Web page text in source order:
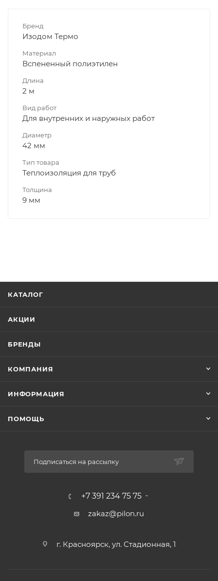
Бренд
Изодом Термо
Материал
Вспененный полиэтилен
Длина
2 м
Вид работ
Для внутренних и наружных работ
Диаметр
42 мм
Тип товара
Теплоизоляция для труб
Толщина
9 мм
КАТАЛОГ
АКЦИИ
БРЕНДЫ
КОМПАНИЯ
ИНФОРМАЦИЯ
ПОМОЩЬ
Подписаться на рассылку
+7 391 234 75 75
zakaz@pilon.ru
г. Красноярск, ул. Стадионная, 1